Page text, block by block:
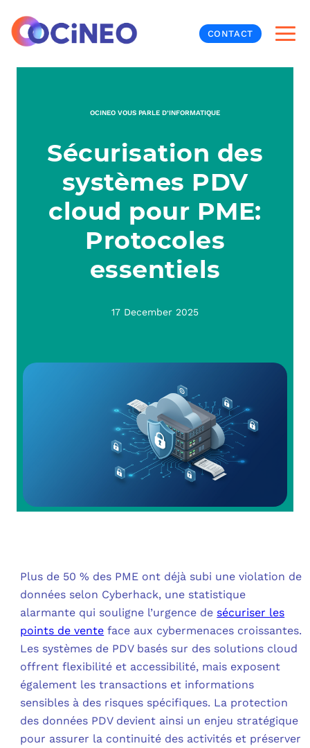
CONTACT
OCINEO VOUS PARLE D’INFORMATIQUE
Sécurisation des
systèmes PDV
cloud pour PME:
Protocoles
essentiels
17 December 2025
Plus de 50 % des PME ont déjà subi une violation de
données selon Cyberhack, une statistique
alarmante qui souligne l’urgence de sécuriser les
points de vente face aux cybermenaces croissantes.
Les systèmes de PDV basés sur des solutions cloud
offrent flexibilité et accessibilité, mais exposent
également les transactions et informations
sensibles à des risques spécifiques. La protection
des données PDV devient ainsi un enjeu stratégique
pour assurer la continuité des activités et préserver